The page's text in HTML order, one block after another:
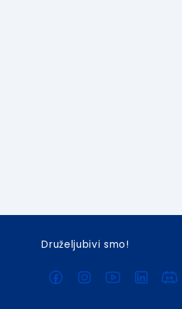
Druželjubivi smo!